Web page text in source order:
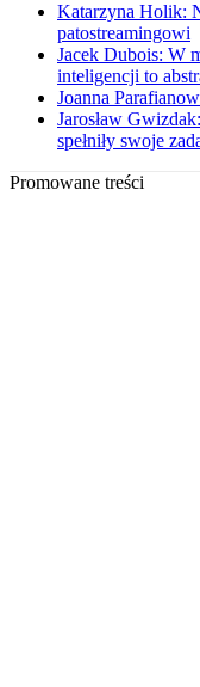
Katarzyna Holik:
patostreamingowi
Jacek Dubois: W
inteligencji to
Joanna
Jarosław
spełniły swoje
Promowane treści